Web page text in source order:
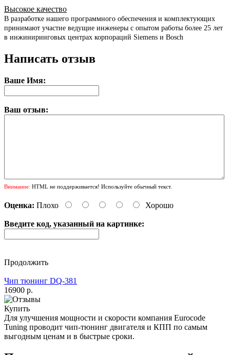
Высокое качество
В разработке нашего программного обеспечения и комплектующих
принимают участие ведущие инженеры с опытом работы более 25 лет
в инжиниринговых центрах корпораций Siemens и Bosch
Написать отзыв
Ваше Имя:
Ваш отзыв:
Внимание: HTML не поддерживается! Используйте обычный текст.
Оценка: Плохо Хорошо
Введите код, указанный на картинке:
Продолжить
Чип тюнинг DQ-381
16900 р.
Купить
Для улучшения мощности и скорости компания Eurocode
Tuning проводит чип-тюнинг двигателя и КПП по самым
выгодным ценам и в быстрые сроки.